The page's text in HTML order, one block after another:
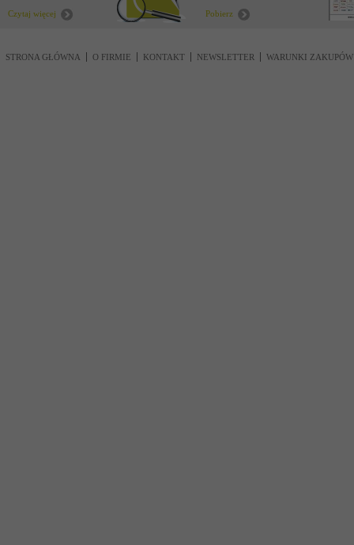
Czytaj więcej
Pobierz
STRONA GŁÓWNA O FIRMIE KONTAKT NEWSLETTER WARUNKI ZAKUPÓW